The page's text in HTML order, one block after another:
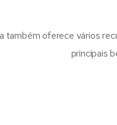
também oferece vários
principais